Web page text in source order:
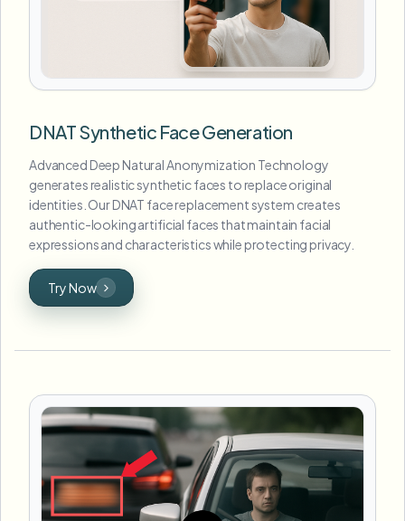
DNAT Synthetic Face Generation
Advanced Deep Natural Anonymization Technology
generates realistic synthetic faces to replace original
identities. Our DNAT face replacement system creates
authentic-looking artificial faces that maintain facial
expressions and characteristics while protecting privacy.
Try Now